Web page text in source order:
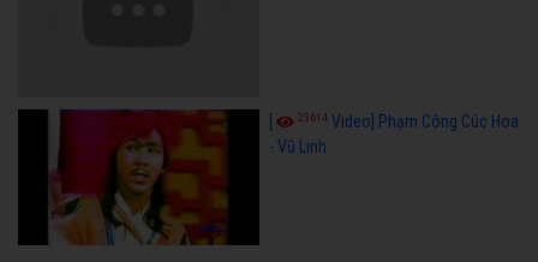
23614 Video] Phạm Công Cúc Hoa
- Vũ Linh